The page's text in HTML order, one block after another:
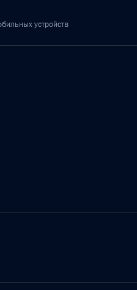
устройств